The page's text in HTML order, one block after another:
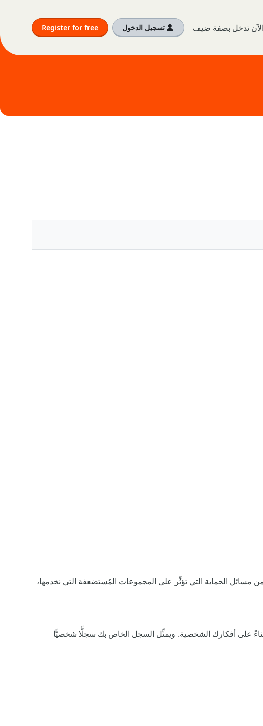
تدخل بصفة ضيف تسجيل الدخول Register for free
مسائل الحماية التي تؤثِّر على المجموعات المُستضعفة التي نخدمها،
على أفكارك الشخصية. ويمثِّل السجل الخاص بك سجلًّا شخصيًّا